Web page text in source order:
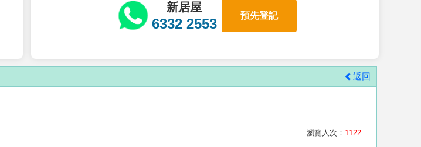
新居屋
6332 2553
預先登記
返回
瀏覽人次： 1122